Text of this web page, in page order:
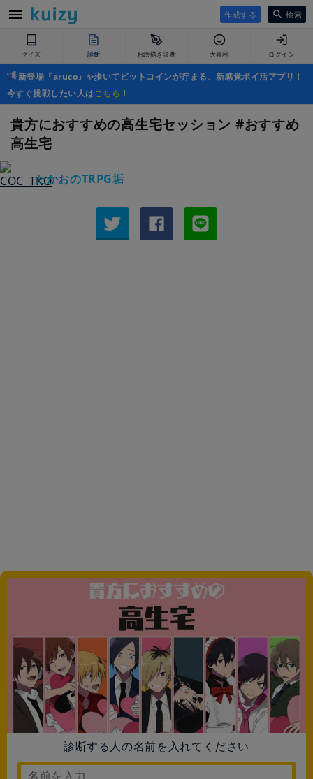
作成する 検索
クイズ 診断 お絵描き診断 大喜利 ログイン
新登場『aruco』✨歩いてビットコインが貯まる、新感覚ポイ活アプリ！
今すぐ挑戦したい人はこちら ！
貴方におすすめの高生宅セッション #おすすめ
高生宅
たかおのTRPG垢
診断する人の名前を入れてください